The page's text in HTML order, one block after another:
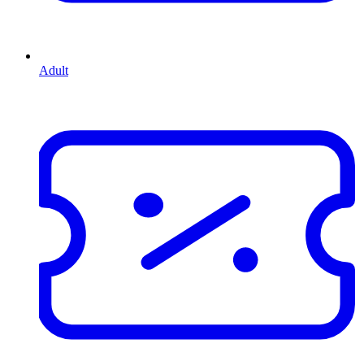
Adult